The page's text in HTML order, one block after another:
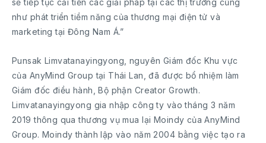
sẽ tiếp tục cải tiến các giải pháp tại các thị trường cũng
như phát triển tiềm năng của thương mại điện tử và
marketing tại Đông Nam Á.”
Punsak Limvatanayingyong, nguyên Giám đốc Khu vực
của AnyMind Group tại Thái Lan, đã được bổ nhiệm làm
Giám đốc điều hành, Bộ phận Creator Growth.
Limvatanayingyong gia nhập công ty vào tháng 3 năm
2019 thông qua thương vụ mua lại Moindy của AnyMind
Group. Moindy thành lập vào năm 2004 bằng việc tạo ra